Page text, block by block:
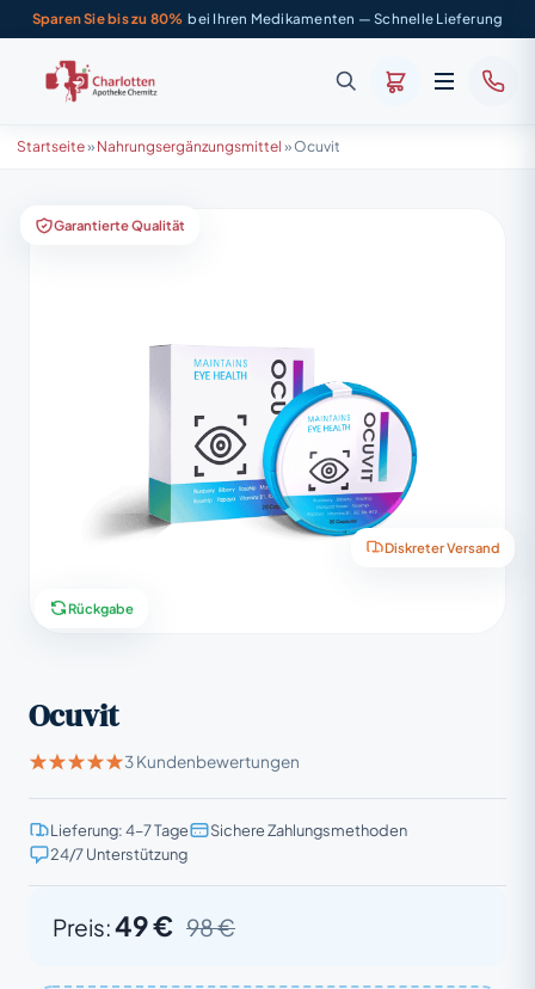
Sparen Sie bis zu 80% bei Ihren Medikamenten — Schnelle Lieferung
Startseite» Nahrungsergänzungsmittel »Ocuvit
Garantierte Qualität
Diskreter Versand
Rückgabe
Ocuvit
3 Kundenbewertungen
Lieferung: 4–7 Tage
Sichere Zahlungsmethoden
24/7 Unterstützung
Preis:49 € 98 €